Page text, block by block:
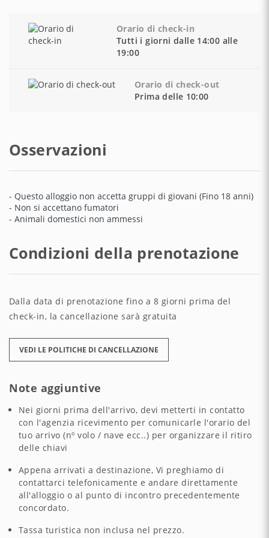
Orario di check-in
Tutti i giorni dalle 14:00 alle
19:00
Orario di check-out
Prima delle 10:00
Osservazioni
- Questo alloggio non accetta gruppi di giovani (Fino 18 anni)
- Non si accettano fumatori
- Animali domestici non ammessi
Condizioni della prenotazione
Dalla data di prenotazione fino a 8 giorni prima del
check-in, la cancellazione sarà gratuita
VEDI LE POLITICHE DI CANCELLAZIONE
Note aggiuntive
Nei giorni prima dell'arrivo, devi metterti in contatto
con l'agenzia ricevimento per comunicarle l'orario del
tuo arrivo (nº volo / nave ecc..) per organizzare il ritiro
delle chiavi
Appena arrivati a destinazione, Vi preghiamo di
contattarci telefonicamente e andare direttamente
all'alloggio o al punto di incontro precedentemente
concordato.
Tassa turistica non inclusa nel prezzo.